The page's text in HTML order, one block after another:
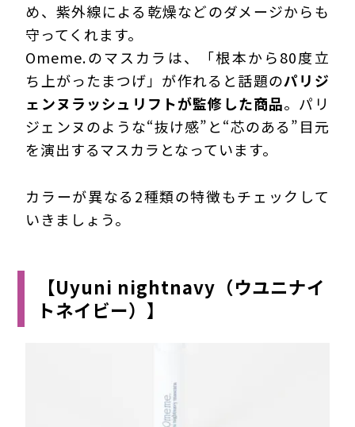
め、紫外線による乾燥などのダメージからも
守ってくれます。
Omeme.のマスカラは、「根本から80度立
ち上がったまつげ」が作れると話題のパリジ
ェンヌラッシュリフトが監修した商品。パリ
ジェンヌのような“抜け感”と“芯のある”目元
を演出するマスカラとなっています。
カラーが異なる2種類の特徴もチェックして
いきましょう。
【Uyuni nightnavy（ウユニナイ
トネイビー）】